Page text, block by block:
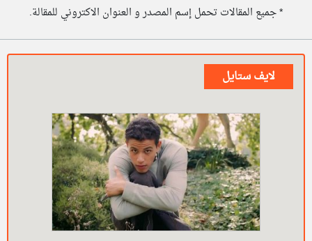
* جميع المقالات تحمل إسم المصدر و العنوان الاكتروني للمقالة.
لايف ستايل